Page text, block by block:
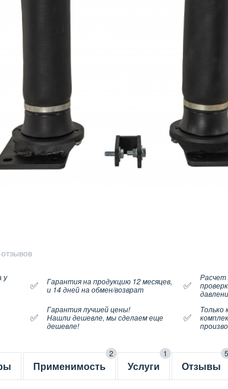
у
✅
Гарантия на продукцию 12 месяцев,
и 14 дней на обмен/возврат
✅
Расчет
✅
Гарантия лучшей цены!
Нашли дешевле, мы сделаем еще
дешевле!
✅
Только
Применимость
2
Услуги
1
Отзывы
5